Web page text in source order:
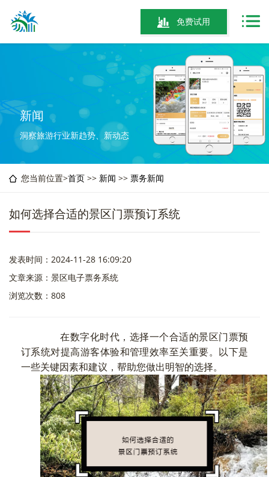
免费试用
新闻
洞察旅游行业新趋势、新动态
您当前位置>首页 >> 新闻 >> 票务新闻
如何选择合适的景区门票预订系统
发表时间：2024-11-28 16:09:20
文章来源：景区电子票务系统
浏览次数：808
在数字化时代，选择一个合适的景区门票预
订系统对提高游客体验和管理效率至关重要。以下是
一些关键因素和建议，帮助您做出明智的选择。